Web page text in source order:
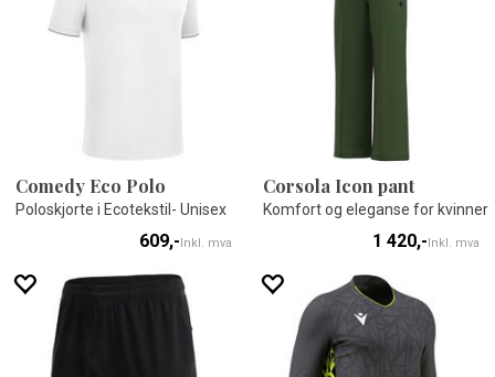
Comedy Eco Polo
Poloskjorte i Ecotekstil- Unisex
609,-Inkl. mva
Corsola Icon pant
Komfort og eleganse for kvinner
1 420,-Inkl. mva